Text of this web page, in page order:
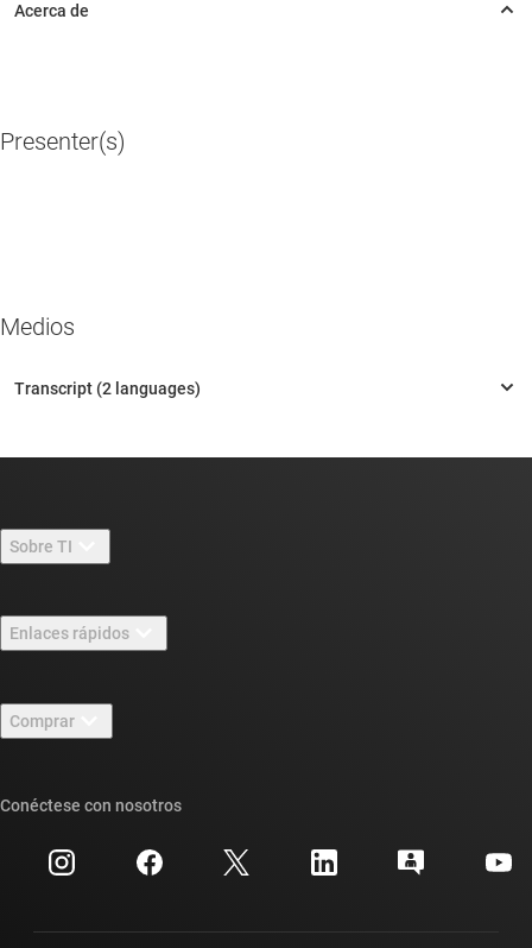
Presenter(s)
Medios
Sobre TI
Carreras laborales
Sala de redacción
Eventos
Relaciones con los inversionistas
Enlaces rápidos
Foros de soporte de diseño de TI E2E™
Búsqueda de referencias cruzadas
Centro de atención al cliente
Comprar
Preguntas frecuentes sobre pedidos
Conéctese con nosotros